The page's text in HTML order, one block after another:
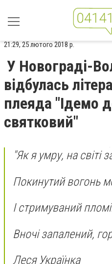
21:29, 25 лютого 2018 р.
У Новограді-
відбулась
плеяда "Ідемо
святковий"
"Як я умру, на світі
Покинутий вогонь
І стримуваний
Вночі запалений,
Леся Українка